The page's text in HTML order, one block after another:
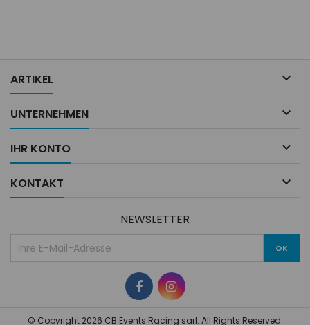
ARTIKEL 
UNTERNEHMEN 
IHR KONTO 
KONTAKT 
NEWSLETTER
© Copyright 2026 CB Events Racing sarl. All Rights Reserved.